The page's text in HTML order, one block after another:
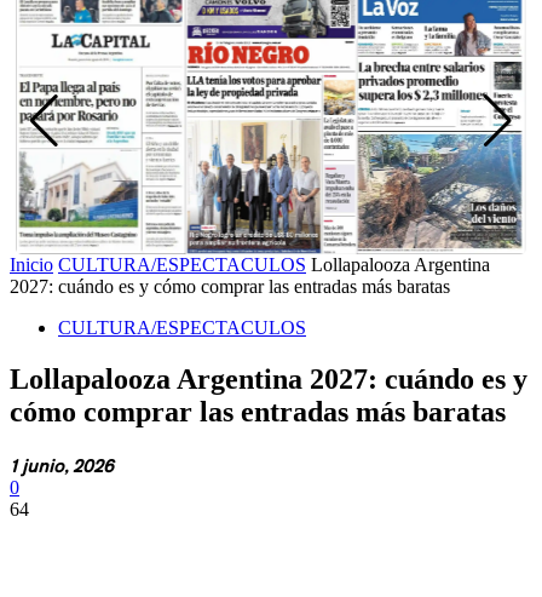
Inicio CULTURA/ESPECTACULOS Lollapalooza Argentina
2027: cuándo es y cómo comprar las entradas más baratas
CULTURA/ESPECTACULOS
Lollapalooza Argentina 2027: cuándo es y
cómo comprar las entradas más baratas
1 junio, 2026
0
64